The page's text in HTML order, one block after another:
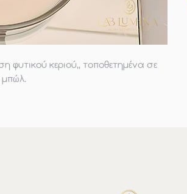
φυτικού κεριού,, τοποθετημένα σε
μπώλ.